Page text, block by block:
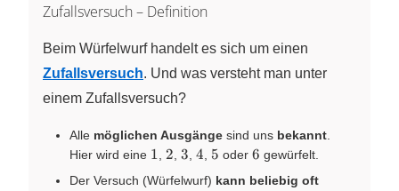
Zufallsversuch – Definition
Beim Würfelwurf handelt es sich um einen
Zufallsversuch. Und was versteht man unter
einem Zufallsversuch?
Alle möglichen Ausgänge sind uns bekannt
Hier wird eine 1
1 2
2 3
3 4
4 5
5 oder 6
6 gewürfelt.
Der Versuch (Würfelwurf) kann beliebig oft